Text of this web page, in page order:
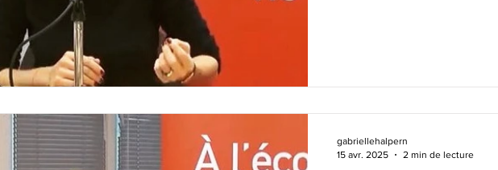
gabriellehalpern
15 avr. 2025
2 min de lecture